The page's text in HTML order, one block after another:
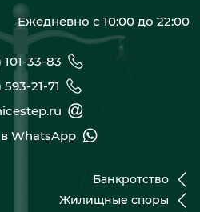
Ежедневно с 10:00 до 22:00
33-83
21-71
WhatsApp
Банкротство
Жилищные споры